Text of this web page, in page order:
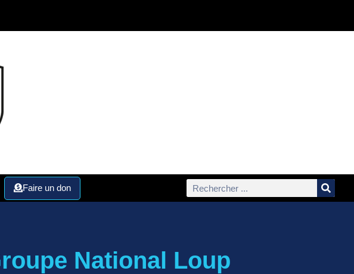
Faire un don
National Loup